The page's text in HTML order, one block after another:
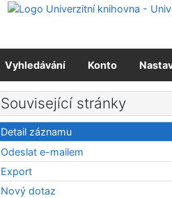
Přejít na obsah
Vyhledávání Konto
Související stránky
Detail záznamu
Odeslat e-mailem
Export
Nový dotaz